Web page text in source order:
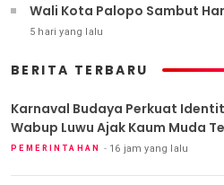
Wali Kota Palopo Sambut
5 hari yang lalu
BERITA TERBARU
Karnaval Budaya Perkuat
Wabup Luwu Ajak Kaum Muda
PEMERINTAHAN 16 jam yang lalu